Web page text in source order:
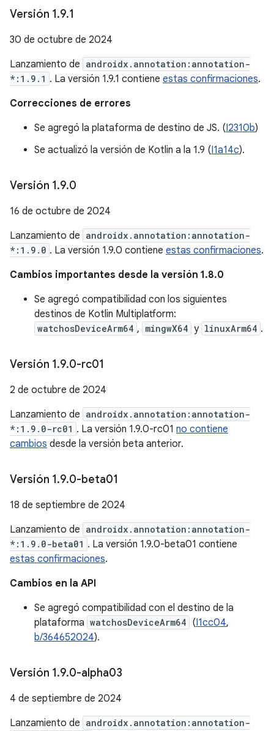
Versión 1.9.1
30 de octubre de 2024
Lanzamiento de androidx.annotation:annotation-
*:1.9.1 . La versión 1.9.1 contiene estas confirmaciones.
Correcciones de errores
Se agregó la plataforma de destino de JS. (I2310b)
Se actualizó la versión de Kotlin a la 1.9 (I1a14c).
Versión 1.9.0
16 de octubre de 2024
Lanzamiento de androidx.annotation:annotation-
*:1.9.0 . La versión 1.9.0 contiene estas confirmaciones.
Cambios importantes desde la versión 1.8.0
Se agregó compatibilidad con los siguientes
destinos de Kotlin Multiplatform:
watchosDeviceArm64 , mingwX64 y linuxArm64 .
Versión 1.9.0-rc01
2 de octubre de 2024
Lanzamiento de androidx.annotation:annotation-
*:1.9.0-rc01 . La versión 1.9.0-rc01 no contiene
cambios desde la versión beta anterior.
Versión 1.9.0-beta01
18 de septiembre de 2024
Lanzamiento de androidx.annotation:annotation-
*:1.9.0-beta01 . La versión 1.9.0-beta01 contiene
estas confirmaciones.
Cambios en la API
Se agregó compatibilidad con el destino de la
plataforma watchosDeviceArm64 (I1cc04,
b/364652024).
Versión 1.9.0-alpha03
4 de septiembre de 2024
Lanzamiento de androidx.annotation:annotation-